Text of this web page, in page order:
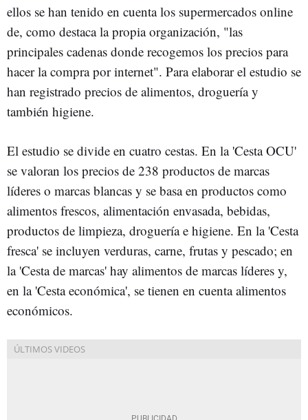
ellos se han tenido en cuenta los supermercados online
de, como destaca la propia organización, "las
principales cadenas donde recogemos los precios para
hacer la compra por internet". Para elaborar el estudio se
han registrado precios de alimentos, droguería y
también higiene.
El estudio se divide en cuatro cestas. En la 'Cesta OCU'
se valoran los precios de 238 productos de marcas
líderes o marcas blancas y se basa en productos como
alimentos frescos, alimentación envasada, bebidas,
productos de limpieza, droguería e higiene. En la 'Cesta
fresca' se incluyen verduras, carne, frutas y pescado; en
la 'Cesta de marcas' hay alimentos de marcas líderes y,
en la 'Cesta económica', se tienen en cuenta alimentos
económicos.